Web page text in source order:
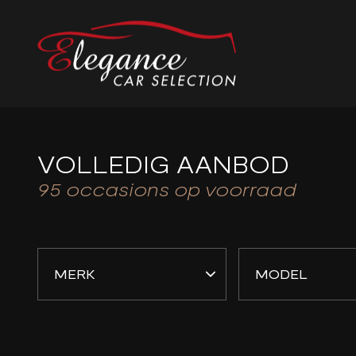
VOLLEDIG AANBOD
95 occasions op voorraad